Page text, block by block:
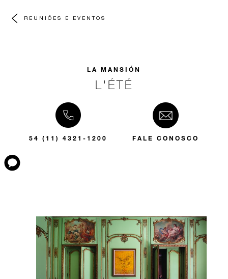
REUNIÕES E EVENTOS
LA MANSIÓN
L'ÉTÉ
54 (11) 4321-1200 FALE CONOSCO